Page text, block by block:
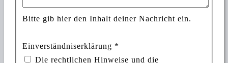
Bitte gib hier den Inhalt deiner Nachricht ein.
Einverständniserklärung *
Die rechtlichen Hinweise und die